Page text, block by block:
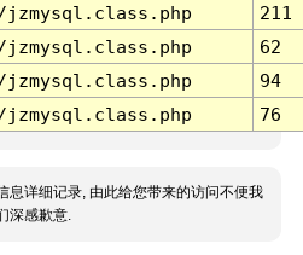
211
62
94
76
息详细记录, 由此给您带来的访问不便我
深感歉意.